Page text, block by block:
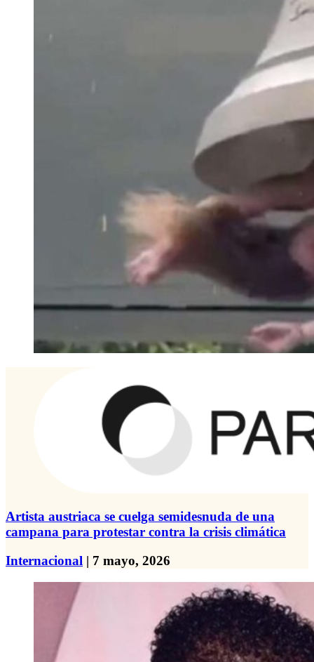
Artista austriaca se cuelga semidesnuda de una
campana para protestar contra la crisis climática
Internacional | 7 mayo, 2026